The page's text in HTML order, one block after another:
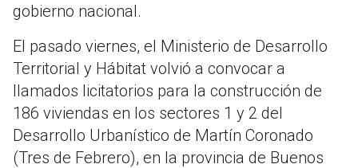
gobierno nacional.
El pasado viernes, el Ministerio de Desarrollo
Territorial y Hábitat volvió a convocar a
llamados licitatorios para la construcción de
186 viviendas en los sectores 1 y 2 del
Desarrollo Urbanístico de Martín Coronado
(Tres de Febrero), en la provincia de Buenos